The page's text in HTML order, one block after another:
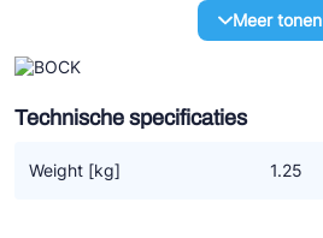
ESK Schultze
TEKLAB
Meer tonen
Technische specificaties
Weight [kg] 1.25